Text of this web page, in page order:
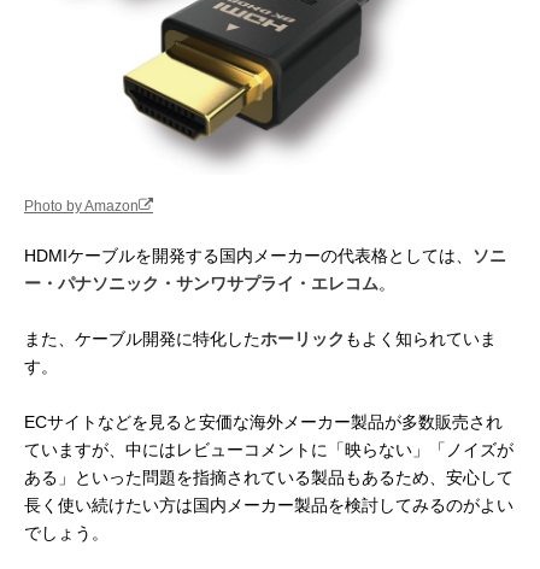
Photo by Amazon
HDMIケーブルを開発する国内メーカーの代表格としては、
ソニ
ー・パナソニック・サンワサプライ・エレコム。
また、ケーブル開発に特化したホーリック もよく知られていま
す。
ECサイトなどを見ると安価な海外メーカー製品が多数販売され
ていますが、中にはレビューコメントに「映らない」「ノイズが
ある」といった問題を指摘されている製品もあるため、安心して
長く使い続けたい方は国内メーカー製品を検討してみるのがよい
でしょう。